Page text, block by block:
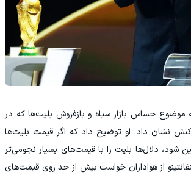
موضوع حساس بازار سیاه و بازفروش بلیت‌ها که در
نشان داد. او توضیح داد که اگر قیمت بلیت‌ها
شود، دلال‌ها بلیت را با قیمت‌های بسیار نجومی‌تر
از هواداران خواست بیش از حد روی قیمت‌های